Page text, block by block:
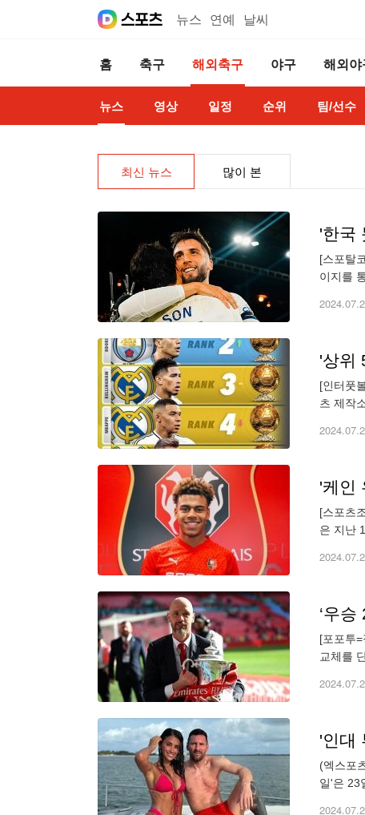
뉴스 연예 날씨
홈 축구 해외축구 야구 해외야
뉴스 영상 일정 순위 팀/선수
최신 뉴스 많이 본
[스포탈
이지를
[인터풋
츠 제작
'케인
[스포츠
은 지난
[포포투
교체를
'인대
(엑스포
일'은 23